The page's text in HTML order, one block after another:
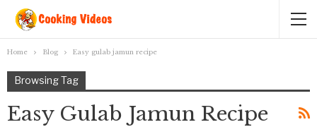
Home Blog Easy gulab jamun recipe
Browsing Tag
Easy Gulab Jamun Recipe